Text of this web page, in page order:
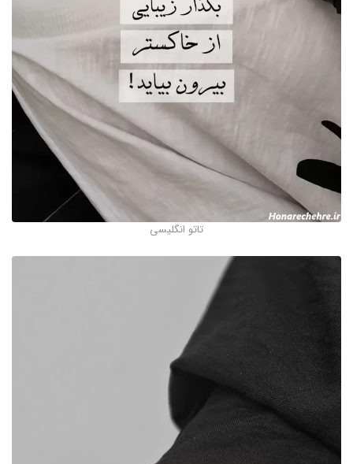
تاتو انگلیسی